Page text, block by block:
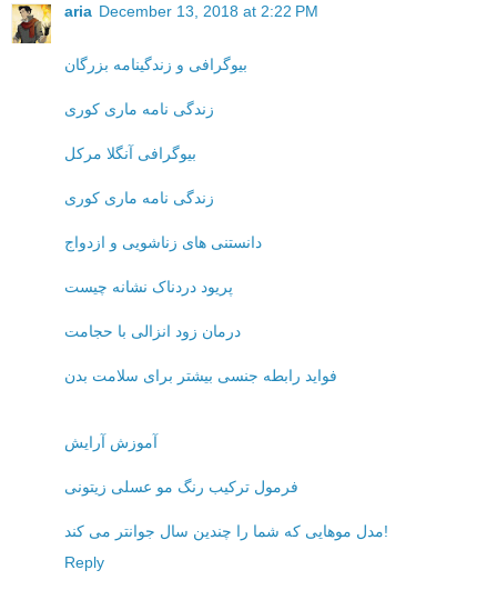
aria December 13, 2018 at 2:22 PM
بیوگرافی و زندگینامه بزرگان
زندگی نامه ماری کوری
بیوگرافی آنگلا مرکل
زندگی نامه ماری کوری
دانستنی های زناشویی و ازدواج
پریود دردناک نشانه چیست
درمان زود انزالی با حجامت
فواید رابطه جنسی بیشتر برای سلامت بدن
آموزش آرایش
فرمول ترکیب رنگ مو عسلی زیتونی
مدل موهایی که شما را چندین سال جوانتر می کند!
Reply